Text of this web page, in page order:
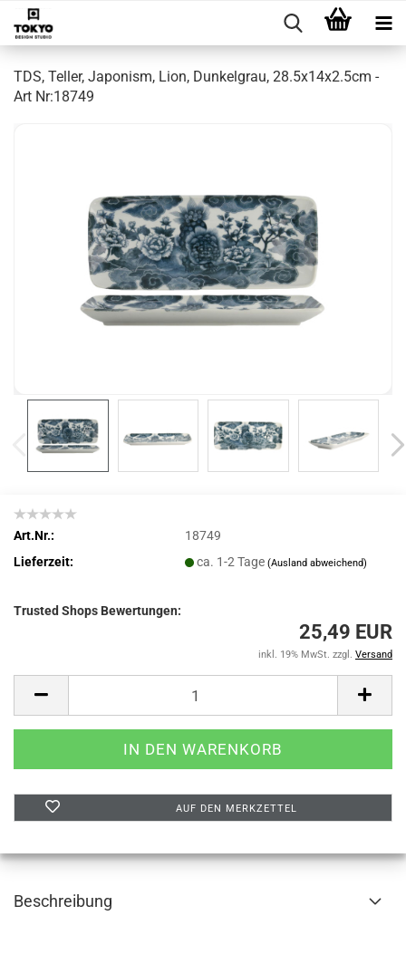
TDS, Teller, Japonism, Lion, Dunkelgrau, 28.5x14x2.5cm -
Art Nr:18749
Art.Nr.:
18749
Lieferzeit:
ca. 1-2 Tage(Ausland abweichend)
Trusted Shops Bewertungen:
25,49 EUR
inkl. 19% MwSt. zzgl. Versand
AUF DEN MERKZETTEL
Beschreibung